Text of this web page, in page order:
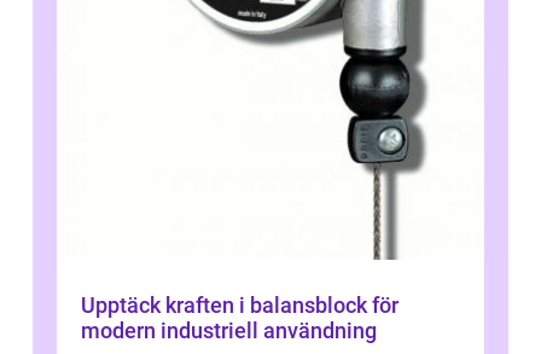
Upptäck kraften i balansblock för
modern industriell användning